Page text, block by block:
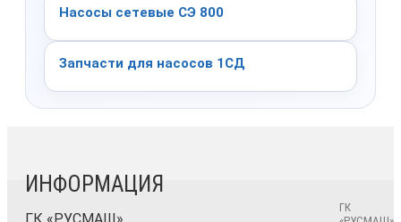
Насосы сетевые СЭ 800
Запчасти для насосов 1СД
ИНФОРМАЦИЯ
ГК «РУСМАШ»
ГК